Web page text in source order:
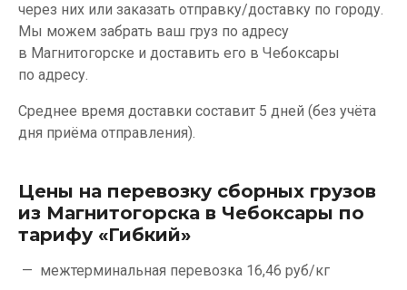
через них или заказать отправку/доставку по городу.
Мы можем забрать ваш груз по адресу
в Магнитогорске и доставить его в Чебоксары
по адресу.
Среднее время доставки составит 5 дней (без учёта
дня приёма отправления).
Цены на перевозку сборных грузов
из Магнитогорска в Чебоксары по
тарифу «Гибкий»
межтерминальная перевозка 16,46 руб/кг